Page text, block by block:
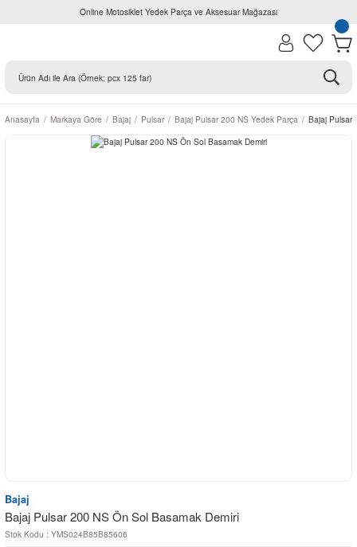
Online Motosiklet Yedek Parça ve Aksesuar Mağazası
Anasayfa Markaya Göre Bajaj Pulsar Bajaj Pulsar 200 NS Yedek Parça Bajaj Pulsar
Bajaj
Bajaj Pulsar 200 NS Ön Sol Basamak Demiri
Stok Kodu : YMS024B85B85606